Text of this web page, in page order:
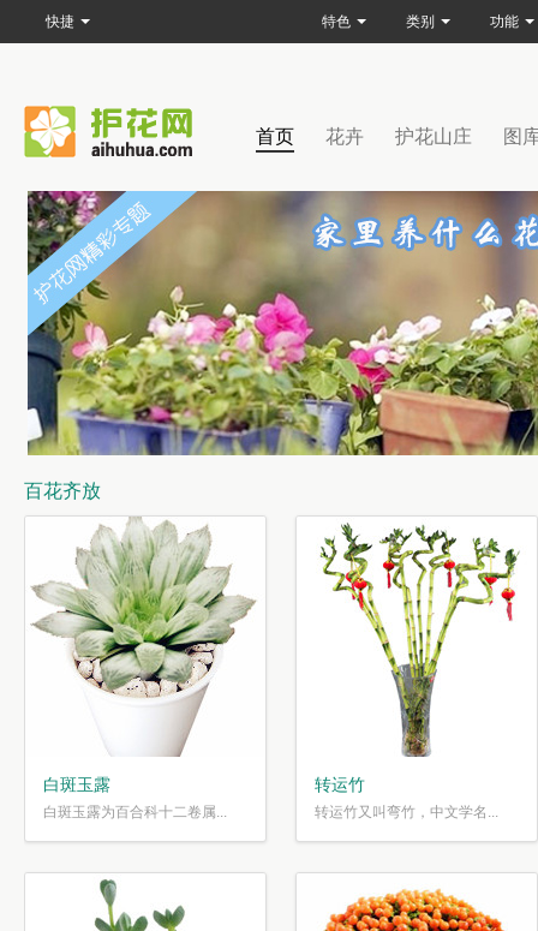
首页 花卉 护花山庄 图
百花齐放
白斑玉露
白斑玉露为百合科十二卷属...
转运竹
转运竹又叫弯竹，中文学名...
快捷 特色 类别 功能